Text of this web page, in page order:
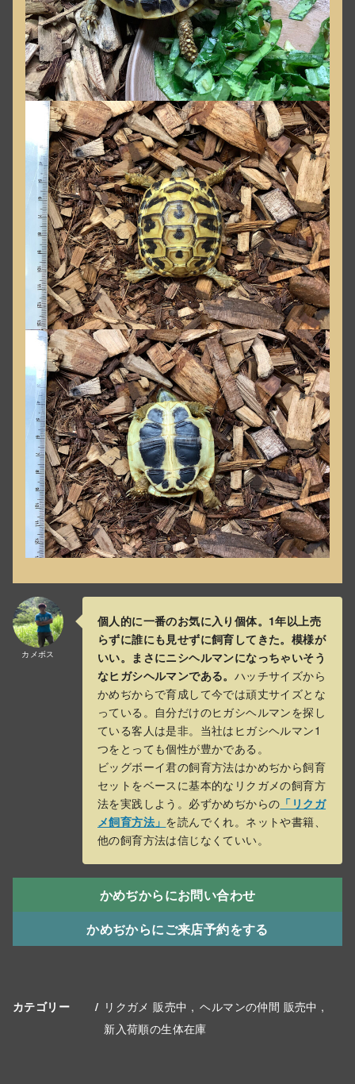
カメボス
個人的に一番のお気に入り個体。1年以上売
らずに誰にも見せずに飼育してきた。模様が
いい。まさにニシヘルマンになっちゃいそう
なヒガシヘルマンである。 ハッチサイズから
かめぢからで育成して今では頑丈サイズとな
っている。自分だけのヒガシヘルマンを探し
ている客人は是非。当社はヒガシヘルマン1
つをとっても個性が豊かである。
ビッグボーイ君の飼育方法はかめぢから飼育
セットをベースに基本的なリクガメの飼育方
法を実践しよう。必ずかめぢからの 「リクガ
メ飼育方法」 を読んでくれ。ネットや書籍、
他の飼育方法は信じなくていい。
かめぢからにお問い合わせ
かめぢからにご来店予約をする
カテゴリー リクガメ 販売中
ヘルマンの仲間 販売中
新入荷順の生体在庫